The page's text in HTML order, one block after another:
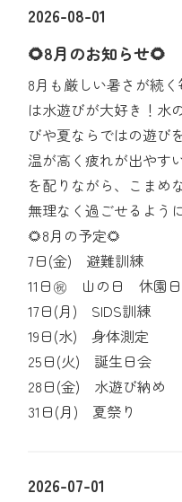
2026-08-01
🌻8月のお知らせ🌻
8月も厳しい暑さが続
は水遊びが大好き！水
びや夏ならではの遊び
温が高く疲れが出やす
を配りながら、こまめ
無理なく過ごせるよう
🌻8月の予定🌻
7日(金) 避難訓練
11日㊗ 山の日 休園日
17日(月) SIDS訓練
19日(水) 身体測定
25日(火) 誕生日会
28日(金) 水遊び納め
31日(月) 夏祭り
2026-07-01